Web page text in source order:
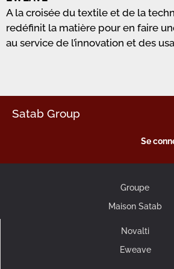
A la croisée du textile et de la
redéfinit la matière pour en faire
au service de l’innovation et des
Satab Group
Se
Groupe
Maison Satab
Novalti
Eweave